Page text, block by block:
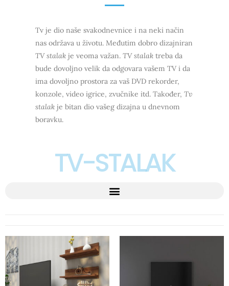
Tv je dio naše svakodnevnice i na neki način
nas održava u životu. Međutim dobro dizajniran
TV stalak je veoma važan.TV stalak treba da
bude dovoljno velik da odgovara vašem TV i da
ima dovoljno prostora za vaš DVD rekorder,
konzole, video igrice, zvučnike itd. Također,Tv
stalak je bitan dio vašeg dizajna u dnevnom
boravku.
TV-STALAK